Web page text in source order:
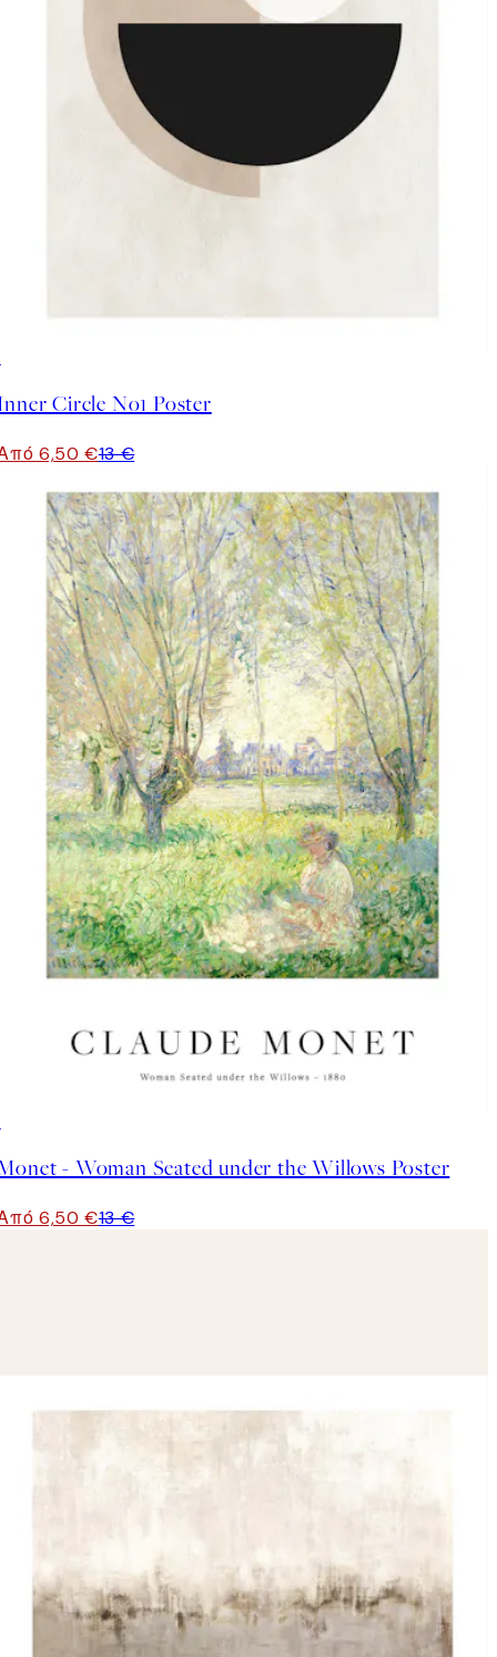
Circle No1 Poster
6,50 €13 €
- Woman Seated under the Willows Poster
6,50 €13 €